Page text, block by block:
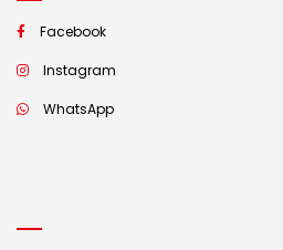
Facebook
Instagram
WhatsApp